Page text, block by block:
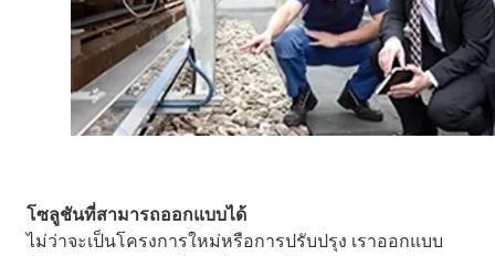
โซลูชันที่สามารถออกแบบได้
ไม่ว่าจะเป็นโครงการใหม่หรือการปรับปรุง เราออกแบบ